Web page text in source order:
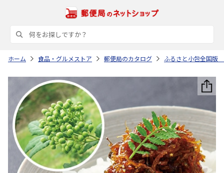
ホーム 食品・グルメストア 郵便局のカタログ ふるさと小包全国版